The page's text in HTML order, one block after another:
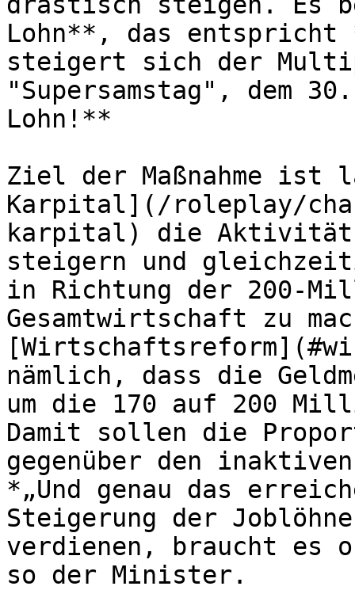
Lohn**, das entspricht
steigert sich der
"Supersamstag", dem
Lohn!**
Ziel der Maßnahme
Karpital](/roleplay/
karpital) die Aktivität
steigern und
in Richtung der 200-
Gesamtwirtschaft zu
nämlich, dass die
um die 170 auf 200
Damit sollen die
gegenüber den
*„Und genau das
Steigerung der
verdienen, braucht
so der Minister.